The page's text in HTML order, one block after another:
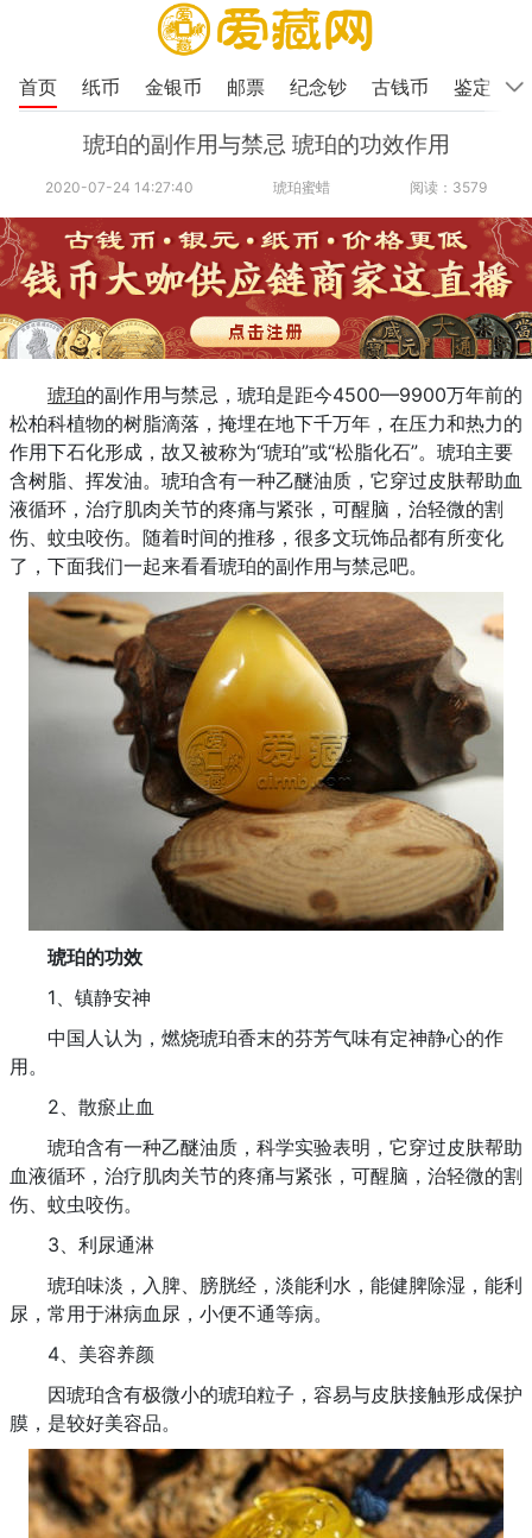
首页 纸币 金银币 邮票 纪念钞 古钱币 鉴定
琥珀的副作用与禁忌 琥珀的功效作用
2020-07-24 14:27:40 琥珀蜜蜡 阅读：3579
琥珀的副作用与禁忌，琥珀是距今4500—9900万年前的
松柏科植物的树脂滴落，掩埋在地下千万年，在压力和热力的
作用下石化形成，故又被称为“琥珀”或“松脂化石”。琥珀主要
含树脂、挥发油。琥珀含有一种乙醚油质，它穿过皮肤帮助血
液循环，治疗肌肉关节的疼痛与紧张，可醒脑，治轻微的割
伤、蚊虫咬伤。随着时间的推移，很多文玩饰品都有所变化
了，下面我们一起来看看琥珀的副作用与禁忌吧。
琥珀的功效
1、镇静安神
中国人认为，燃烧琥珀香末的芬芳气味有定神静心的作
用。
2、散瘀止血
琥珀含有一种乙醚油质，科学实验表明，它穿过皮肤帮助
血液循环，治疗肌肉关节的疼痛与紧张，可醒脑，治轻微的割
伤、蚊虫咬伤。
3、利尿通淋
琥珀味淡，入脾、膀胱经，淡能利水，能健脾除湿，能利
尿，常用于淋病血尿，小便不通等病。
4、美容养颜
因琥珀含有极微小的琥珀粒子，容易与皮肤接触形成保护
膜，是较好美容品。